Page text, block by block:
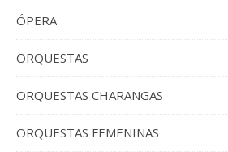
ÓPERA
ORQUESTAS
ORQUESTAS CHARANGAS
ORQUESTAS FEMENINAS